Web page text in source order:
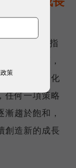
（Adam）指
經營目標，
流量，或深化
任何一項策略
趨於飽和，
創造新的成長
策